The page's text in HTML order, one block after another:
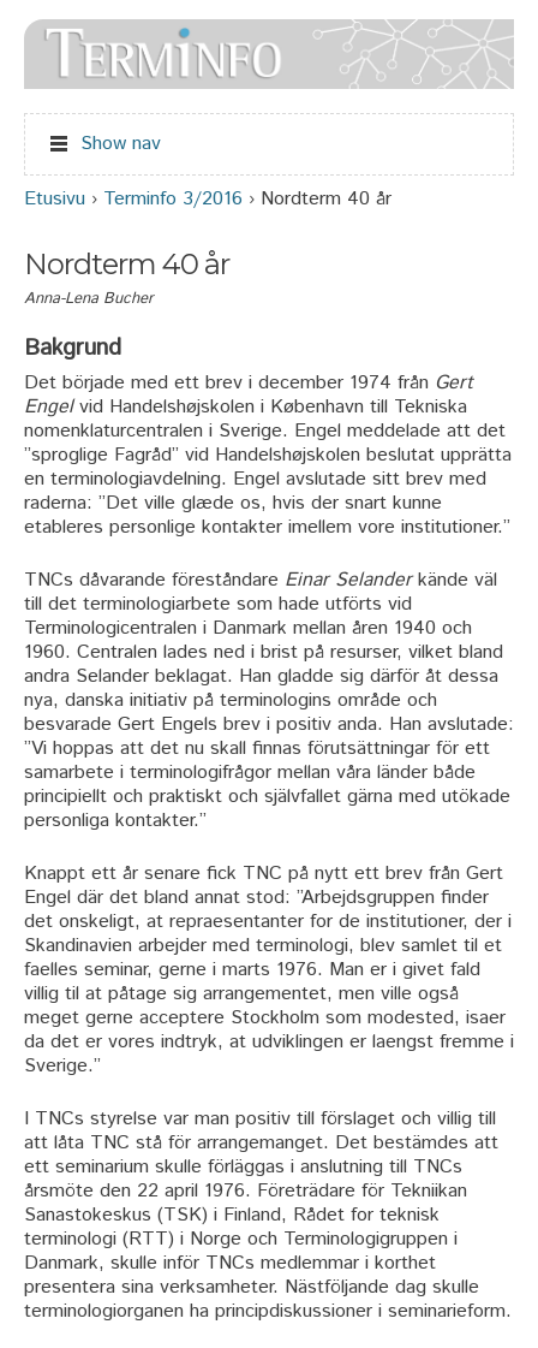
Jump to navigation
Show nav
Etusivu › Terminfo 3/2016 › Nordterm 40 år
Nordterm 40 år
Anna-Lena Bucher
Bakgrund
Det började med ett brev i december 1974 från Gert
Engelvid Handelshøjskolen i København till Tekniska
nomenklaturcentralen i Sverige. Engel meddelade att det
”sproglige Fagråd” vid Handelshøjskolen beslutat upprätta
en terminologiavdelning. Engel avslutade sitt brev med
raderna: ”Det ville glæde os, hvis der snart kunne
etableres personlige kontakter imellem vore institutioner.”
TNCs dåvarande föreståndare Einar Selanderkände väl
till det terminologiarbete som hade utförts vid
Terminologicentralen i Danmark mellan åren 1940 och
1960. Centralen lades ned i brist på resurser, vilket bland
andra Selander beklagat. Han gladde sig därför åt dessa
nya, danska initiativ på terminologins område och
besvarade Gert Engels brev i positiv anda. Han avslutade:
”Vi hoppas att det nu skall finnas förutsättningar för ett
samarbete i terminologifrågor mellan våra länder både
principiellt och praktiskt och självfallet gärna med utökade
personliga kontakter.”
Knappt ett år senare fick TNC på nytt ett brev från Gert
Engel där det bland annat stod: ”Arbejdsgruppen finder
det onskeligt, at repraesentanter for de institutioner, der i
Skandinavien arbejder med terminologi, blev samlet til et
faelles seminar, gerne i marts 1976. Man er i givet fald
villig til at påtage sig arrangementet, men ville også
meget gerne acceptere Stockholm som modested, isaer
da det er vores indtryk, at udviklingen er laengst fremme i
Sverige.”
I TNCs styrelse var man positiv till förslaget och villig till
att låta TNC stå för arrangemanget. Det bestämdes att
ett seminarium skulle förläggas i anslutning till TNCs
årsmöte den 22 april 1976. Företrädare för Tekniikan
Sanastokeskus (TSK) i Finland, Rådet for teknisk
terminologi (RTT) i Norge och Terminologigruppen i
Danmark, skulle inför TNCs medlemmar i korthet
presentera sina verksamheter. Nästföljande dag skulle
terminologiorganen ha principdiskussioner i seminarieform.